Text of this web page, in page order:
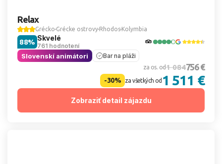
Relax
Grécko Grécke ostrovy Rhodos Kolymbia
Skvelé
761 hodnotení
88%
Slovenskí animátori Bar na pláži
za os. od1 084756 €
-30% za všetkých od 1 511 €
Zobraziť detail zájazdu